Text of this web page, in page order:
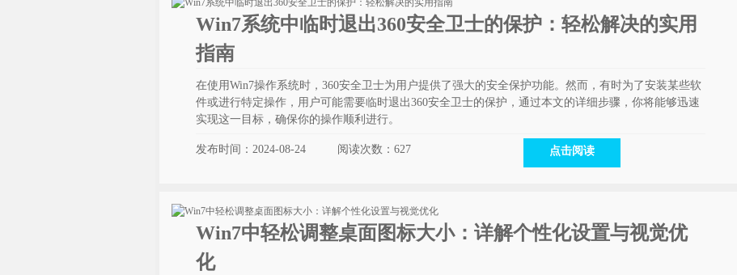
Win7系统中临时退出360安全卫士的保护：轻松解决的实用
指南
在使用Win7操作系统时，360安全卫士为用户提供了强大的安全保护功能。然而，有时为了安装某些软
件或进行特定操作，用户可能需要临时退出360安全卫士的保护，通过本文的详细步骤，你将能够迅速
实现这一目标，确保你的操作顺利进行。
发布时间：2024-08-24 阅读次数： 627 点击阅读
Win7中轻松调整桌面图标大小：详解个性化设置与视觉优
化